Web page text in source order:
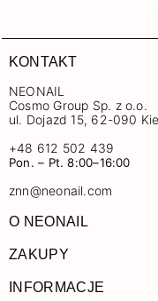
KONTAKT
NEONAIL
Cosmo Group Sp. z o.o.
ul. Dojazd 15, 62-090
+48 612 502 439
Pon. – Pt. 8:00–16:00
znn@neonail.com
O NEONAIL
ZAKUPY
INFORMACJE